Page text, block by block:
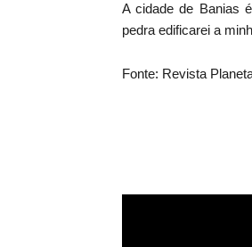
A cidade de Banias
pedra edificarei a
Fonte: Revista